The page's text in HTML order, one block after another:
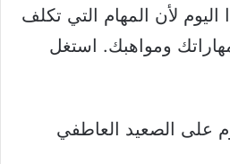
لأن المهام التي تكلف
ومواهبك. استغل
على الصعيد العاطفي